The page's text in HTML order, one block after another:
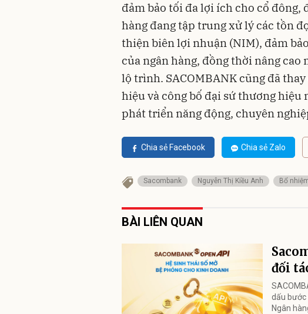
đảm bảo tối đa lợi ích cho cổ đông,
hàng đang tập trung xử lý các tồn
thiện biên lợi nhuận (NIM), đảm
của ngân hàng, đồng thời nâng
lộ trình. SACOMBANK cũng đã
hiệu và công bố đại sứ thương
phát triển năng động, chuyên
Chia sẻ Facebook Chia sẻ Zalo
Sacombank Nguyễn Thị Kiều Anh Bổ
BÀI LIÊN QUAN
đối
dấu bước
Ngân